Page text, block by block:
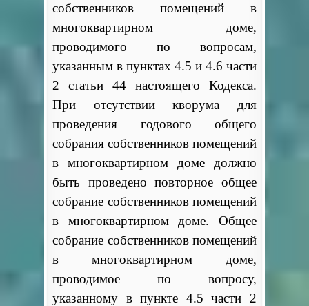
собственников помещений в
многоквартирном доме,
проводимого по вопросам,
указанным в пунктах 4.5 и 4.6 части
2 статьи 44 настоящего Кодекса.
При отсутствии кворума для
проведения годового общего
собрания собственников помещений
в многоквартирном доме должно
быть проведено повторное общее
собрание собственников помещений
в многоквартирном доме. Общее
собрание собственников помещений
в многоквартирном доме,
проводимое по вопросу,
указанному в пункте 4.5 части 2